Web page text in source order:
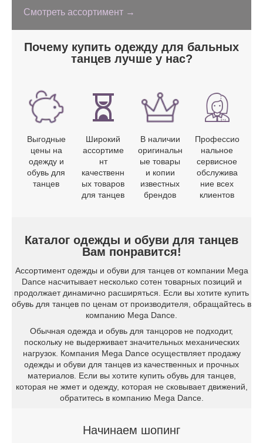
Смотреть ассортимент →
Почему купить одежду для бальных
танцев лучше у нас?
Выгодные
цены на
одежду и
обувь для
танцев
Широкий
ассортиме
нт
качественн
ых товаров
для танцев
В наличии
оригинальн
ые товары
и копии
известных
брендов
Профессио
нальное
сервисное
обслужива
ние всех
клиентов
Каталог одежды и обуви для танцев
Вам понравится!
Ассортимент одежды и обуви для танцев от компании Mega
Dance насчитывает несколько сотен товарных позиций и
продолжает динамично расширяться. Если вы хотите купить
обувь для танцев по ценам от производителя, обращайтесь в
компанию Mega Dance.
Обычная одежда и обувь для танцоров не подходит,
поскольку не выдерживает значительных механических
нагрузок. Компания Mega Dance осуществляет продажу
одежды и обуви для танцев из качественных и прочных
материалов. Если вы хотите купить обувь для танцев,
которая не жмет и одежду, которая не сковывает движений,
обратитесь в компанию Mega Dance.
Начинаем шопинг